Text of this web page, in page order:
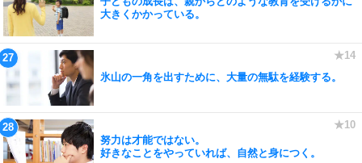
大きくかかっている。
氷山の一角を出すために、大量の無駄を経験する。
努力は才能ではない。
好きなことをやっていれば、自然と身につく。